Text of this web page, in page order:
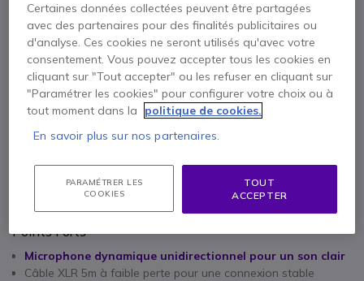
Épuisé
85 produits en stock plateforme
Livraison :
5-7 jours
2 ans de garantieconstructeur
Payez en 4 sans frais (16,49 €)Afficher plus
Points Forts
Microphone dynamique unidirectionnel pour un son clair
Câble XLR 5m à faible perte pour une connexion stable
Certaines données collectées peuvent être partagées
avec des partenaires pour des finalités publicitaires ou
d'analyse. Ces cookies ne seront utilisés qu'avec votre
consentement. Vous pouvez accepter tous les cookies en
cliquant sur "Tout accepter" ou les refuser en cliquant sur
"Paramétrer les cookies" pour configurer votre choix ou à
tout moment dans la
politique de cookies.
En savoir plus sur nos partenaires.
PARAMÉTRER LES
COOKIES
TOUT
ACCEPTER